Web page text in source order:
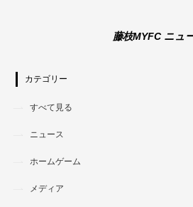
藤枝MYFC ニュ
カテゴリー
すべて見る
ニュース
ホームゲーム
メディア